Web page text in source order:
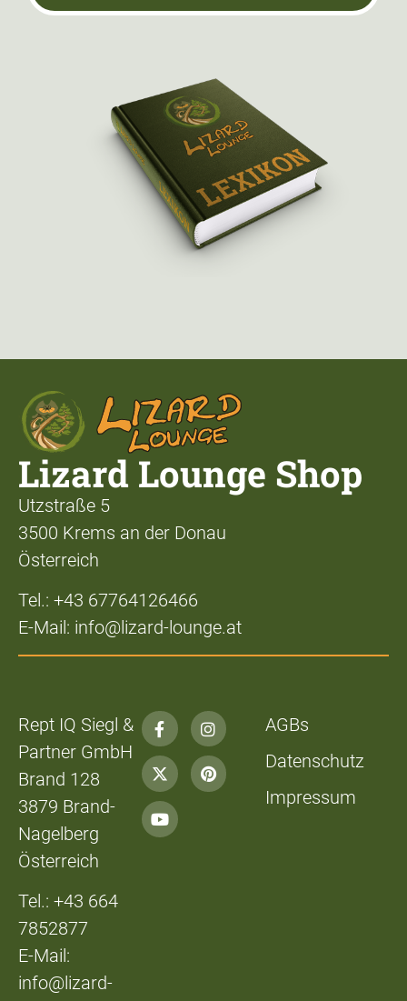
Lizard Lounge Shop
Utzstraße 5
3500 Krems an der Donau
Österreich
Tel.: +43 67764126466
E-Mail: info@lizard-lounge.at
Rept IQ Siegl &
Partner GmbH
Brand 128
3879 Brand-
Nagelberg
Österreich
Tel.: +43 664
7852877
E-Mail:
info@lizard-
AGBs
Datenschutz
Impressum